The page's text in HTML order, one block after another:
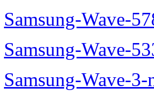
Samsung-Wave-
Samsung-Wave-
Samsung-Wave-